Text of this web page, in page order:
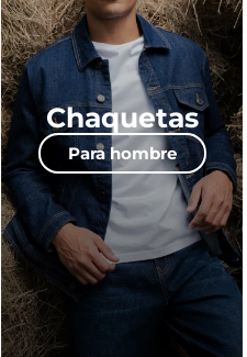
Chaquetas
Para hombre